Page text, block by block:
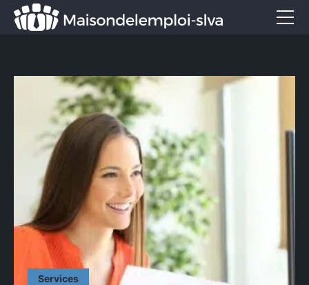
Services
Formation
Marketing
Entreprise
Services
CONTACT